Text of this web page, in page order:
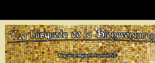
contenido